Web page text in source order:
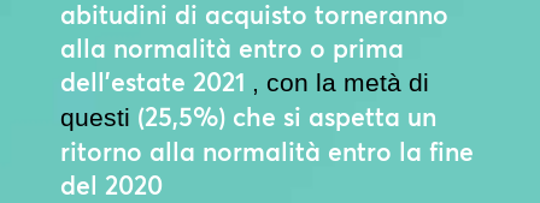
abitudini di acquisto torneranno
alla normalità entro o prima
dell’estate 2021 , con la metà di
questi (25,5%) che si aspetta un
ritorno alla normalità entro la fine
del 2020